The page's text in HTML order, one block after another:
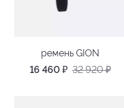
ремень GION
16 460 ₽ 32 920₽